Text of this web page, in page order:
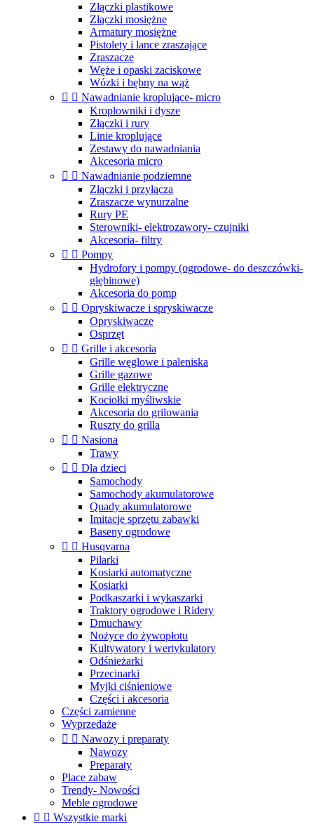
Złączki plastikowe
Złączki mosiężne
Armatury mosiężne
Pistolety i lance zraszające
Zraszacze
Węże i opaski zaciskowe
Wózki i bębny na wąż
  Nawadnianie kroplujące- micro
Kroplowniki i dysze
Złączki i rury
Linie kroplujące
Zestawy do nawadniania
Akcesoria micro
  Nawadnianie podziemne
Złączki i przyłącza
Zraszacze wynurzalne
Rury PE
Sterowniki- elektrozawory- czujniki
Akcesoria- filtry
  Pompy
Hydrofory i pompy (ogrodowe- do deszczówki-
głębinowe)
Akcesoria do pomp
  Opryskiwacze i spryskiwacze
Opryskiwacze
Osprzęt
  Grille i akcesoria
Grille węglowe i paleniska
Grille gazowe
Grille elektryczne
Kociołki myśliwskie
Akcesoria do grilowania
Ruszty do grilla
  Nasiona
Trawy
  Dla dzieci
Samochody
Samochody akumulatorowe
Quady akumulatorowe
Imitacje sprzętu zabawki
Baseny ogrodowe
  Husqvarna
Pilarki
Kosiarki automatyczne
Kosiarki
Podkaszarki i wykaszarki
Traktory ogrodowe i Ridery
Dmuchawy
Nożyce do żywopłotu
Kultywatory i wertykulatory
Odśnieżarki
Przecinarki
Myjki ciśnieniowe
Części i akcesoria
Części zamienne
Wyprzedaże
  Nawozy i preparaty
Nawozy
Preparaty
Place zabaw
Trendy- Nowości
Meble ogrodowe
  Wszystkie marki